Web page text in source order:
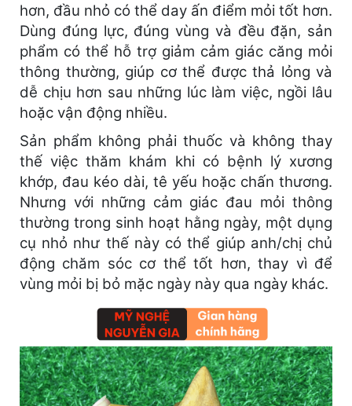
hơn, đầu nhỏ có thể day ấn điểm mỏi tốt hơn.
Dùng đúng lực, đúng vùng và đều đặn, sản
phẩm có thể hỗ trợ giảm cảm giác căng mỏi
thông thường, giúp cơ thể được thả lỏng và
dễ chịu hơn sau những lúc làm việc, ngồi lâu
hoặc vận động nhiều.
Sản phẩm không phải thuốc và không thay
thế việc thăm khám khi có bệnh lý xương
khớp, đau kéo dài, tê yếu hoặc chấn thương.
Nhưng với những cảm giác đau mỏi thông
thường trong sinh hoạt hằng ngày, một dụng
cụ nhỏ như thế này có thể giúp anh/chị chủ
động chăm sóc cơ thể tốt hơn, thay vì để
vùng mỏi bị bỏ mặc ngày này qua ngày khác.